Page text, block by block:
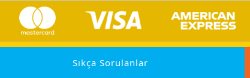
Sıkça Sorulanlar